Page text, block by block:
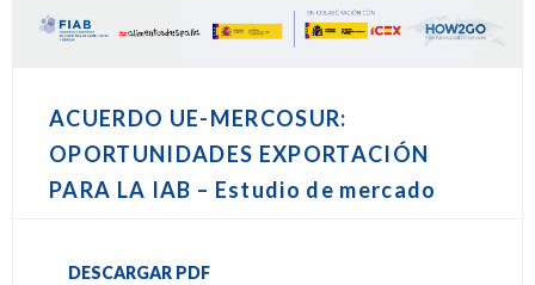
ACUERDO UE-MERCOSUR:
OPORTUNIDADES EXPORTACIÓN
PARA LA IAB – Estudio de mercado
DESCARGAR PDF